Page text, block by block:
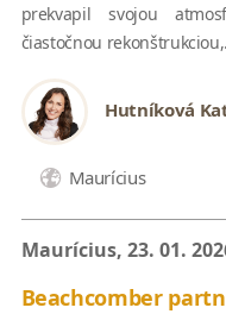
prekvapil svojou
čiastočnou
Hutníková
Maurícius
Maurícius, 23. 01.
Beachcomber